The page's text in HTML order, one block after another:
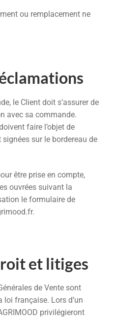
ou remplacement ne
le Client doit s’assurer de
avec sa commande.
faire l’objet de
sur le bordereau de
être prise en compte,
ouvrées suivant la
le formulaire de
et litiges
de Vente sont
loi française. Lors d’un
privilégieront